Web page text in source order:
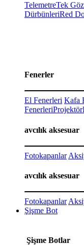
TelemetreTek
DürbünleriRed
Fenerler
El Fenerleri Kafa
Fenerleri
avcılık aksesuar
Fotokapanlar
avcılık aksesuar
Fotokapanlar
Şişme Bot
Şişme Botlar